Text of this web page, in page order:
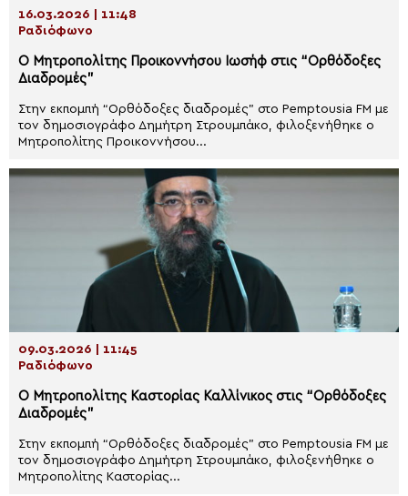
16.03.2026 | 11:48
Ραδιόφωνο
Ο Μητροπολίτης Προικοννήσου Ιωσήφ στις “Ορθόδοξες
Διαδρομές”
Στην εκπομπή “Ορθόδοξες διαδρομές” στο Pemptousia FM με
τον δημοσιογράφο Δημήτρη Στρουμπάκο, φιλοξενήθηκε ο
Μητροπολίτης Προικοννήσου...
09.03.2026 | 11:45
Ραδιόφωνο
Ο Μητροπολίτης Καστορίας Καλλίνικος στις “Ορθόδοξες
Διαδρομές”
Στην εκπομπή “Ορθόδοξες διαδρομές” στο Pemptousia FM με
τον δημοσιογράφο Δημήτρη Στρουμπάκο, φιλοξενήθηκε ο
Μητροπολίτης Καστορίας...